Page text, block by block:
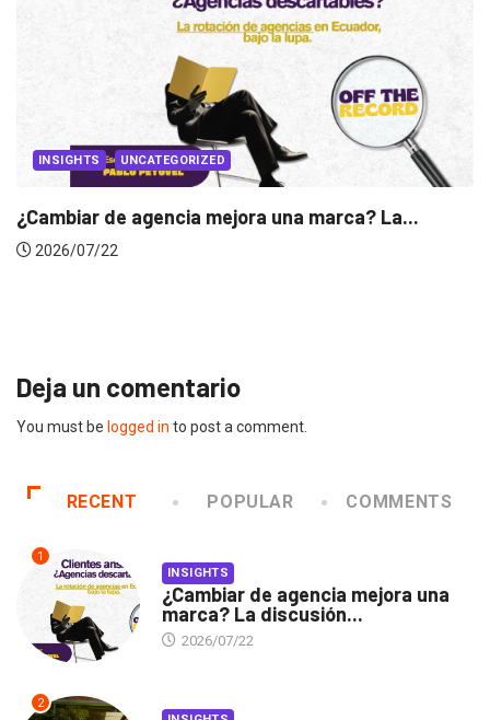
mejora una marca? La... INSIGHTS
Deja un comentario
You must be logged in to post a comment.
RECENT POPULAR COMMENTS
1
INSIGHTS
¿Cambiar de agencia mejora una
marca? La discusión...
2026/07/22
2